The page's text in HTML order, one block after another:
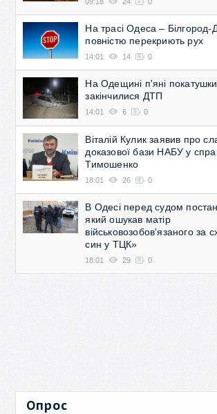
На трасі Одеса – Білгород-
повністю перекриють рух
14:01 14 0
На Одещині п'яні покатушки
закінчилися ДТП
14:01 6 0
Віталій Кулик заявив про
доказової бази НАБУ у
Тимошенко
18:01 26 0
В Одесі перед судом
який ошукав матір
військовозобов'язаного
син у ТЦК»
18:01 29 0
Опрос